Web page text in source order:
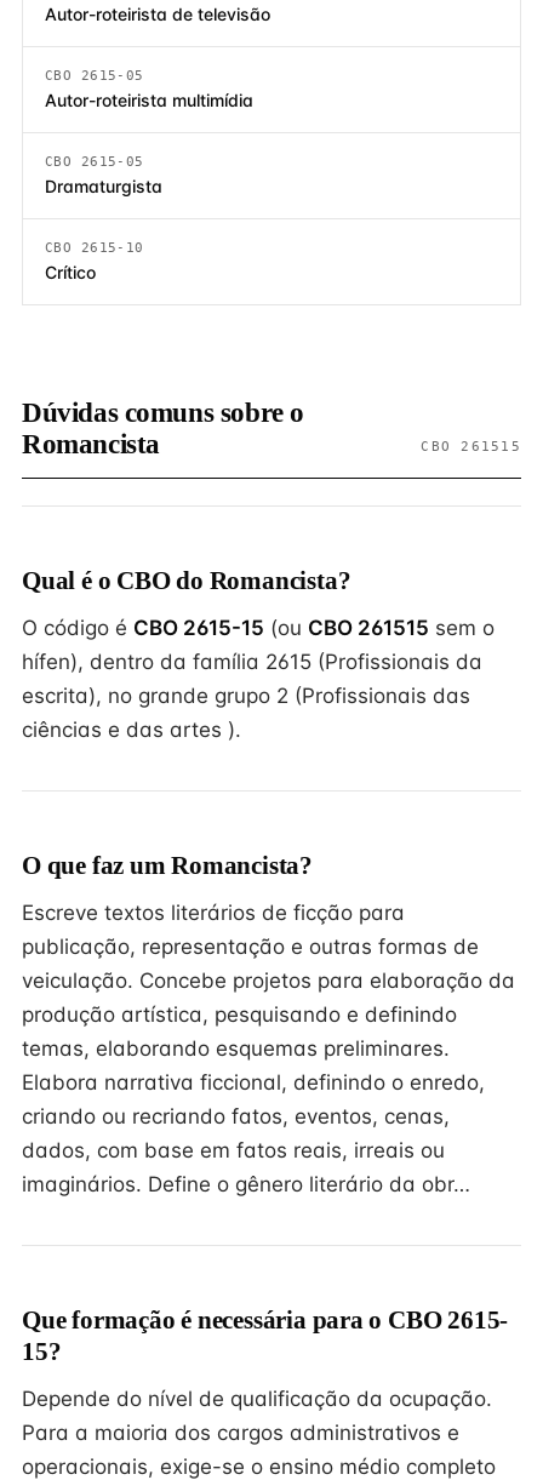
Autor-roteirista de televisão
CBO 2615-05
Autor-roteirista multimídia
CBO 2615-05
Dramaturgista
CBO 2615-10
Crítico
Dúvidas comuns sobre o
Romancista
CBO 261515
Qual é o CBO do Romancista?
O código é CBO 2615-15 (ou CBO 261515 sem o
hífen), dentro da família 2615 (Profissionais da
escrita), no grande grupo 2 (Profissionais das
ciências e das artes ).
O que faz um Romancista?
Escreve textos literários de ficção para
publicação, representação e outras formas de
veiculação. Concebe projetos para elaboração da
produção artística, pesquisando e definindo
temas, elaborando esquemas preliminares.
Elabora narrativa ficcional, definindo o enredo,
criando ou recriando fatos, eventos, cenas,
dados, com base em fatos reais, irreais ou
imaginários. Define o gênero literário da obr…
Que formação é necessária para o CBO 2615-
15?
Depende do nível de qualificação da ocupação.
Para a maioria dos cargos administrativos e
operacionais, exige-se o ensino médio completo